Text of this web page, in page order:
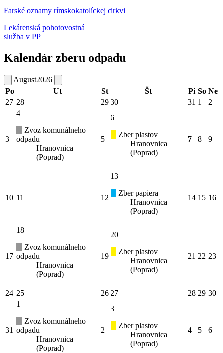
Farské oznamy rímskokatolíckej cirkvi
Lekárenská pohotovostná
služba v PP
Kalendár zberu odpadu
August2026
Po
Ut St Št Pi So Ne
27 28 29 30 31 1 2
3
4
Zvoz komunálneho
odpadu
Hranovnica
(Poprad)
5
6
Zber plastov
Hranovnica
(Poprad)
7 8 9
10 11 12
13
Zber papiera
Hranovnica
(Poprad)
14 15 16
17
18
Zvoz komunálneho
odpadu
Hranovnica
(Poprad)
19
20
Zber plastov
Hranovnica
(Poprad)
21 22 23
24 25 26 27 28 29 30
31
1
Zvoz komunálneho
odpadu
Hranovnica
(Poprad)
2
3
Zber plastov
Hranovnica
(Poprad)
4 5 6